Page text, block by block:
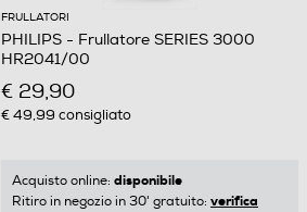
FRULLATORI
PHILIPS - Frullatore SERIES 3000
HR2041/00
€ 29,90
€ 49,99 consigliato
Acquisto online: disponibile
Ritiro in negozio in 30' gratuito: verifica